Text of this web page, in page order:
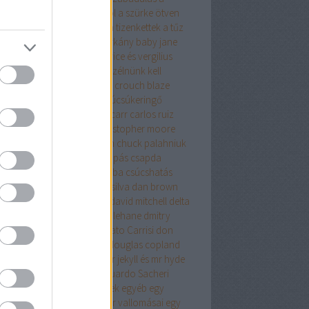
és más démonokról a szürke ötven
a tanya a tizenkettek a tűz
a vacsora a velencei sárkány baby jane
barbár állatok
beatrice és vergilius
lászló
beszélnünk kell
biff evangéliuma blake crouch blaze
búcsúkeringő
budapest noir caleb carr carlos ruiz
cartaphilus
christopher moore
chuck hogan chuck palahniuk
Címkék csak egy harapás csapda
csillagainkban a hiba csúcshatás
daniel keyes daniel silva dan brown
david mitchell delta
dennis lehane dmitry
donald james Donato Carrisi don
doppler
douglas copland
dr jekyll és mr hyde
esete
Eduardo Sacheri
Albee
egerek és emberek egyéb egy
egy pohárral egy polgár vallomásai egy